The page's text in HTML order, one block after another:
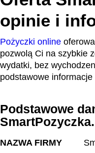
opinie i
Pożyczki online
pozwolą Ci na szybkie
wydatki, bez
podstawowe
Podstawowe
NAZWA FIRMY